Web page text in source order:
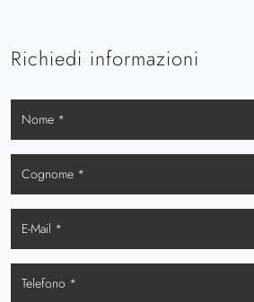
Richiedi informazioni